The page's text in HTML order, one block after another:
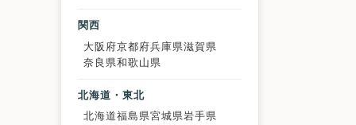
関西
大阪府京都府兵庫県滋賀県
奈良県和歌山県
北海道・東北
北海道福島県宮城県岩手県